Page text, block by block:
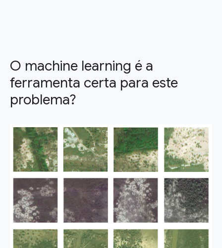
O machine learning é a
ferramenta certa para este
problema?